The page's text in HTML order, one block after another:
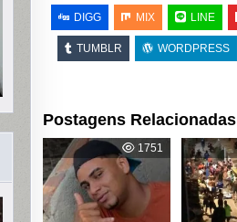
DIGG MIX LINE
TUMBLR WORDPRESS
Postagens Relacionadas
1751